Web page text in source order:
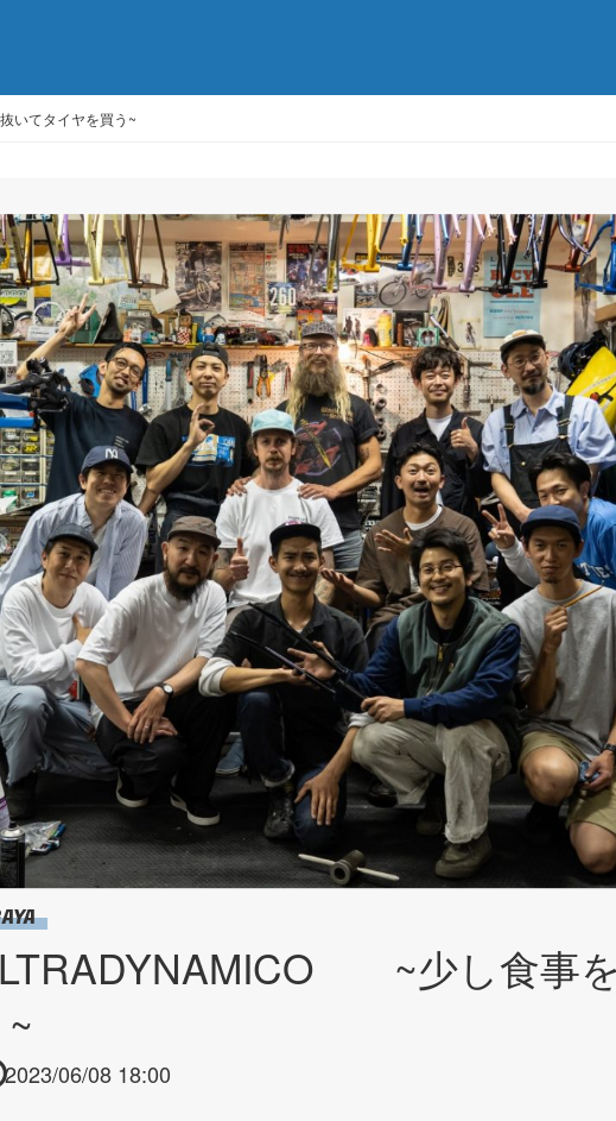
てタイヤを買う~
~少し食事
2023/06/08 18:00